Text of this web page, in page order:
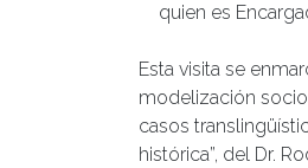
quien es
Esta visita se
modelización
casos
histórica”, del Dr.